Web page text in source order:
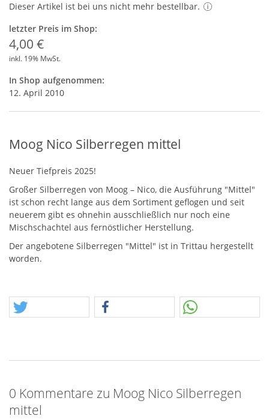
Dieser Artikel ist bei uns nicht mehr bestellbar.
letzter Preis im Shop:
4,00 €
inkl. 19% MwSt.
In Shop aufgenommen:
12. April 2010
Moog Nico Silberregen mittel
Neuer Tiefpreis 2025!
Großer Silberregen von Moog – Nico, die Ausführung "Mittel"
ist schon recht lange aus dem Sortiment geflogen und seit
neuerem gibt es ohnehin ausschließlich nur noch eine
Mischschachtel aus fernöstlicher Herstellung.
Der angebotene Silberregen "Mittel" ist in Trittau hergestellt
worden.
0 Kommentare zu Moog Nico Silberregen
mittel